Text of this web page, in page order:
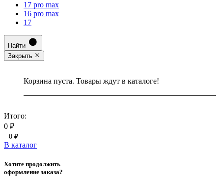
17 pro max
16 pro max
17
Найти
Закрыть
Корзина пуста. Товары ждут в каталоге!
Итого:
0 ₽
0 ₽
В каталог
Хотите продолжить
оформление заказа?